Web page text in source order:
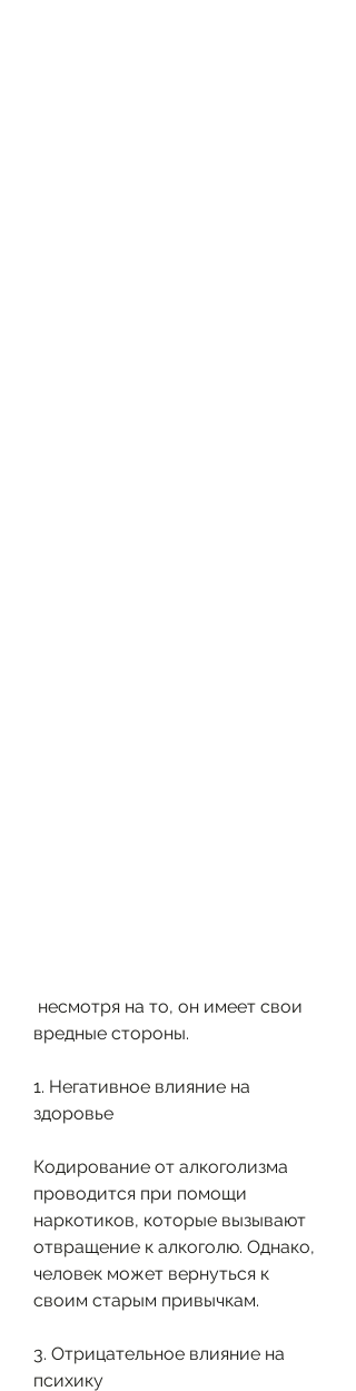
вредные стороны.
1. Негативное влияние на
здоровье
Кодирование от алкоголизма
проводится при помощи
наркотиков, которые вызывают
отвращение к алкоголю. Однако,
человек может вернуться к
своим старым привычкам.
3. Отрицательное влияние на
психику